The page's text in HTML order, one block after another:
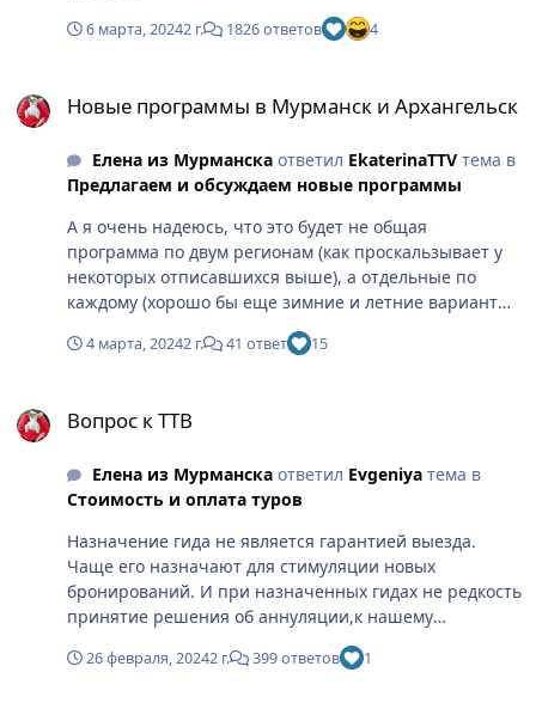
6 марта, 20242 г. 1826 ответов 4
Новые программы в Мурманск и Архангельск
Елена из Мурманскаответил EkaterinaTTVтема в
Предлагаем и обсуждаем новые программы
А я очень надеюсь, что это будет не общая
программа по двум регионам (как проскальзывает у
некоторых отписавшихся выше), а отдельные по
каждому (хорошо бы еще зимние и летние варианты,
которые очень разные могут быть). И не должно быть
выставлено конкурирующих дат. Лучше сделать
прикупят, решив сэкономить на дороге из своих
4 марта, 20242 г. 41 ответ 15
Вопрос к ТТВ
Елена из Мурманскаответил Evgeniyaтема в
Стоимость и оплата туров
Назначение гида не является гарантией выезда.
Чаще его назначают для стимуляции новых
бронирований. И при назначенных гидах не редкость
принятие решения об аннуляции,к нашему
сожалению. Но каждый выезд рассматривают
индивидуально, в зависимости от условий
26 февраля, 20242 г. 399 ответов 1